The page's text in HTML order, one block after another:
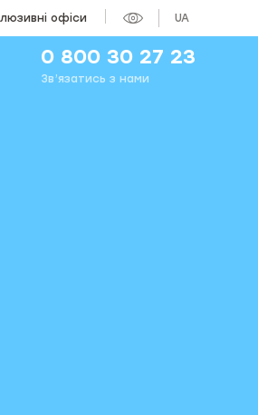
офіси UA
0 800 30 27 23
Зв’язатись з нами